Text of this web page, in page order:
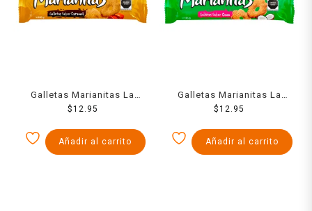
Galletas Marianitas La
Moderna caramel 185 g
$12.95
Añadir al carrito
Galletas Marianitas La
Moderna coco 185 g
$12.95
Añadir al carrito